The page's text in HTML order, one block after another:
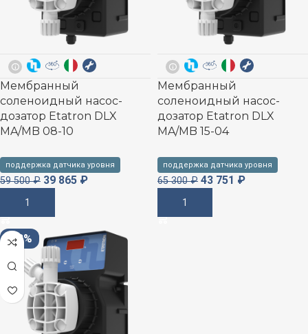
Мембранный
соленоидный насос-
дозатор Etatron DLX
MA/MB 08-10
поддержка датчика уровня
59 500₽ 39 865 ₽
В Корзину
Мембранный
соленоидный насос-
дозатор Etatron DLX
MA/MB 15-04
поддержка датчика уровня
65 300₽ 43 751 ₽
В Корзину
-33%